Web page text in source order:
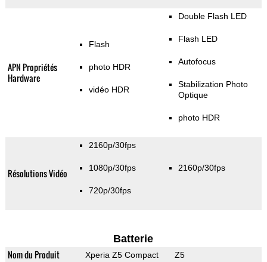
APN Propriétés
Hardware
Flash
photo HDR
vidéo HDR
Double Flash LED
Flash LED
Autofocus
Stabilization Photo
Optique
photo HDR
Résolutions Vidéo
2160p/30fps
1080p/30fps
720p/30fps
2160p/30fps
Batterie
Nom du Produit Xperia Z5 Compact Z5